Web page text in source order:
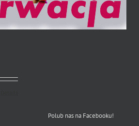
Polub nas na Facebooku!